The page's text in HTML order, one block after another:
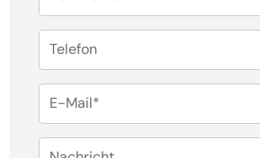
Zusätzlich verfügt die Einheit über
ca. 50 m².
Die zweite Wohnung im 1.
eine Wohnfläche von ca. 75 m²
eine Küche, eine Diele, ein
sowie ein WC. Auch diese
Telefon
E-Mail*